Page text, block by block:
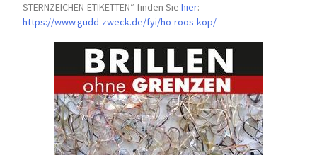
STERNZEICHEN-ETIKETTEN“ finden Siehier:
https://www.gudd-zweck.de/fyi/ho-roos-kop/